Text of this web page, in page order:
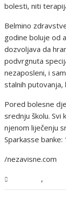
bolesti, niti
Belmino
godine boluje od
dozvoljava da
podvrgnuta
nezaposleni, i
stalnih putovanja,
Pored bolesne
srednju školu. Svi
njenom liječenju
Sparkasse
/nezavisne.com
,